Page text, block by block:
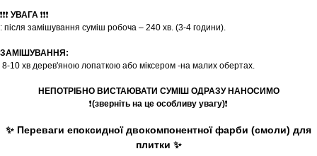
❗❗❗ УВАГА ❗❗❗
: після замішування суміш робоча – 240 хв. (3-4 години).
ЗАМІШУВАННЯ:
8-10 хв дерев'яною лопаткою або міксером -на малих обертах.
НЕПОТРІБНО ВИСТАЮВАТИ СУМІШ ОДРАЗУ НАНОСИМО
❗(зверніть на це особливу увагу)❗
✨ Переваги епоксидної двокомпонентної фарби (смоли) для
плитки ✨